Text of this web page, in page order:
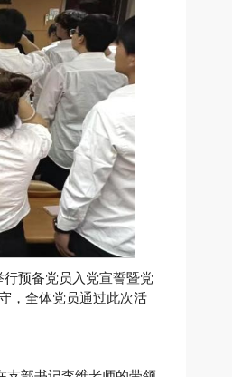
预备党员入党宣誓暨党
，全体党员通过此次活